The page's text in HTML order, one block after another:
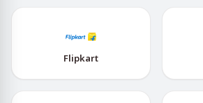
Flipkart